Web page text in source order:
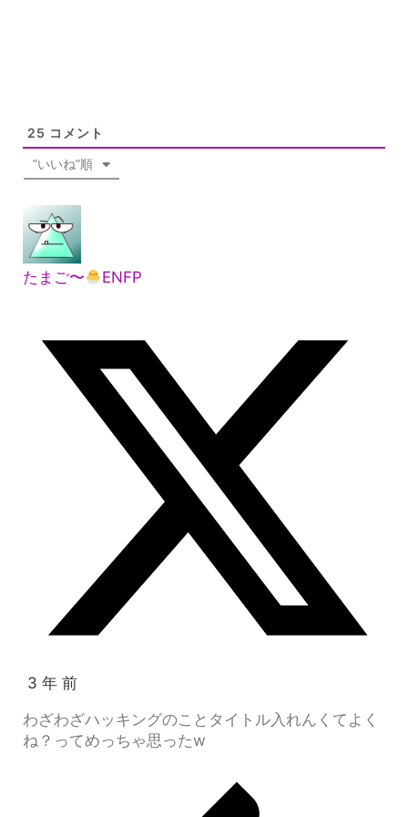
25 コメント
"いいね"順
たまご〜 ENFP
3 年 前
わざわざハッキングのことタイトル入れんくてよく
ね？ってめっちゃ思ったw